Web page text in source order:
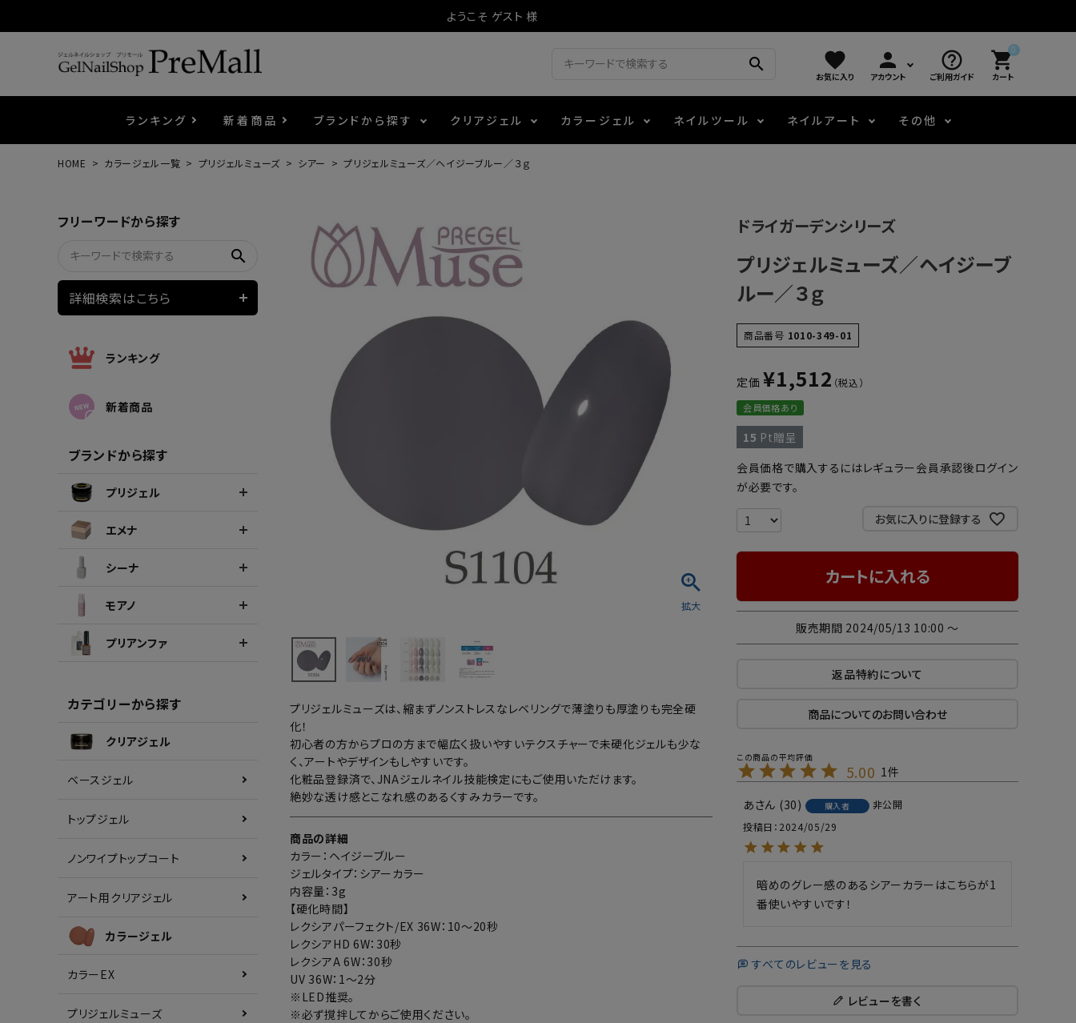
ようこそ ゲスト 様
search favorite
お気に入り
person
アカウント
help_outline
ご利用ガイド
0
shopping_cart
カート
ランキング 新着商品 ブランドから探す クリアジェル カラージェル
マグネティジェル アートインク
ウェービージェル 3Dクレイジェル ニュアンスジェル
ファージェル メタリックジェル エメナコラボジェル
ポリッシュ・マニキュア
ネイルツール
ピンセット・シザー・スパチュラ 容器・ポーチ
ネイルマシン LEDライト
ネイルアート
パウダー・フレーク その他
その他
HOME カラージェル一覧 プリジェルミューズ シアー プリジェルミューズ／ヘイジーブルー／３ｇ
フリーワードから探す
search
詳細検索はこちら
ランキング
新着商品
ブランドから探す
プリジェル
エメナ
シーナ
モアノ
プリアンファ
カテゴリーから探す
クリアジェル
ベースジェル
トップジェル
ノンワイプトップコート
アート用クリアジェル
カラージェル
カラーEX
プリジェルミューズ
プリジェルミューズは、縮まずノンストレスなレベリングで薄塗りも厚塗りも完全硬
化！
初心者の方からプロの方まで幅広く扱いやすいテクスチャーで未硬化ジェルも少な
く、アートやデザインもしやすいです。
化粧品登録済で、JNAジェルネイル技能検定にもご使用いただけます。
絶妙な透け感とこなれ感のあるくすみカラーです。
商品の詳細
カラー：ヘイジーブルー
ジェルタイプ：シアーカラー
内容量：3g
【硬化時間】
レクシアパーフェクト/EX 36W：10～20秒
レクシアHD 6W：30秒
レクシアA 6W：30秒
UV 36W：1～2分
※LED推奨。
※必ず撹拌してからご使用ください。
ドライガーデンシリーズ
プリジェルミューズ／ヘイジーブ
ルー／３ｇ
商品番号 1010-349-01
定価 ¥1,512
会員価格あり
15 Pt贈呈
会員価格で購入するにはレギュラー会員承認後ログイン
が必要です。
お気に入りに登録する
カートに入れる
販売期間 2024/05/13 10:00 〜
返品特約について
商品についてのお問い合わせ
5.00 1
あ 30 購入者
非公開
投稿日
2024/05/29
暗めのグレー感のあるシアーカラーはこちらが1
番使いやすいです！
すべてのレビューを見る
レビューを書く